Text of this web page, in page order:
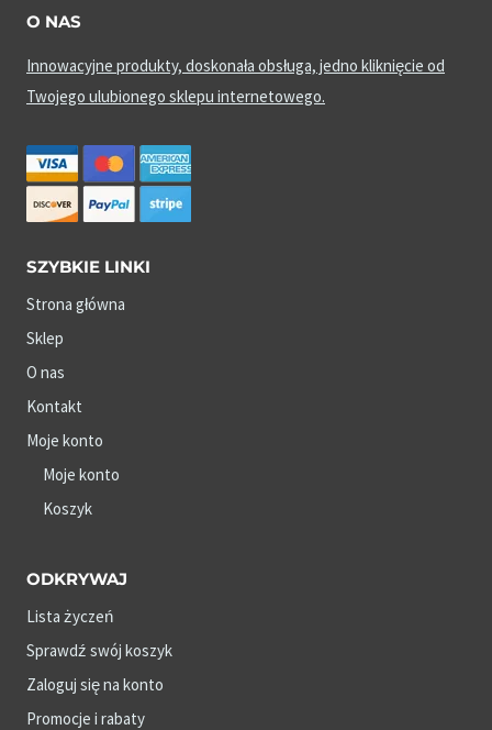
O NAS
Innowacyjne produkty, doskonała obsługa, jedno kliknięcie od
Twojego ulubionego sklepu internetowego.
SZYBKIE LINKI
Strona główna
Sklep
O nas
Kontakt
Moje konto
Moje konto
Koszyk
ODKRYWAJ
Lista życzeń
Sprawdź swój koszyk
Zaloguj się na konto
Promocje i rabaty